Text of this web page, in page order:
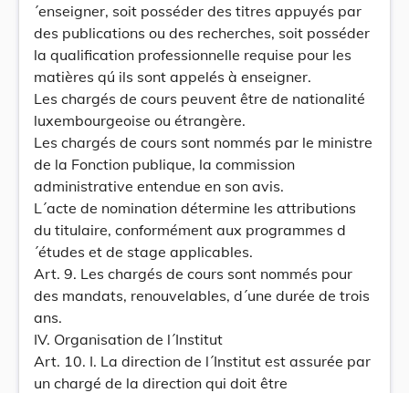
´enseigner, soit posséder des titres appuyés par
des publications ou des recherches, soit posséder
la qualification professionnelle requise pour les
matières qú ils sont appelés à enseigner.
Les chargés de cours peuvent être de nationalité
luxembourgeoise ou étrangère.
Les chargés de cours sont nommés par le ministre
de la Fonction publique, la commission
administrative entendue en son avis.
L´acte de nomination détermine les attributions
du titulaire, conformément aux programmes d
´études et de stage applicables.
Art. 9. Les chargés de cours sont nommés pour
des mandats, renouvelables, d´une durée de trois
ans.
IV. Organisation de l´Institut
Art. 10. I. La direction de l´Institut est assurée par
un chargé de la direction qui doit être